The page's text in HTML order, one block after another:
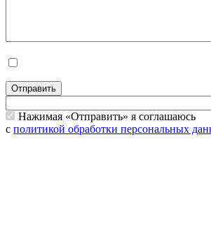
Отправить
Нажимая «Отправить» я соглашаюсь
с политикой обработки персональных